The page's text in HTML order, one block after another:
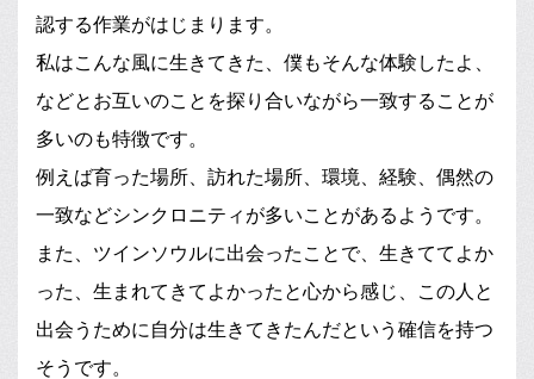
認する作業がはじまります。
私はこんな風に生きてきた、僕もそんな体験したよ、
などとお互いのことを探り合いながら一致することが
多いのも特徴です。
例えば育った場所、訪れた場所、環境、経験、偶然の
一致などシンクロニティが多いことがあるようです。
また、ツインソウルに出会ったことで、生きててよか
った、生まれてきてよかったと心から感じ、この人と
出会うために自分は生きてきたんだという確信を持つ
そうです。